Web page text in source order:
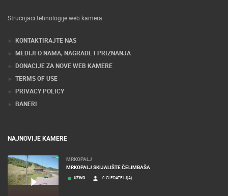
Stručnjaci tehnologije web kamera
KONTAKTIRAJTE NAS
MEDIJI O NAMA, NAGRADE I PRIZNANJA
DONACIJE ZA NOVE WEB KAMERE
TERMS OF USE
PRIVACY POLICY
BANERI
NAJNOVIJE KAMERE
MRKOPALJ
MRKOPALJ SKIJALIŠTE ČELIMBAŠA
UŽIVO 0 GLEDATELJ(A)